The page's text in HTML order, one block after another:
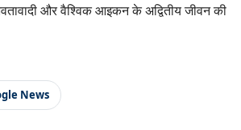
और वैश्विक आइकन के अद्वितीय जीवन की
News